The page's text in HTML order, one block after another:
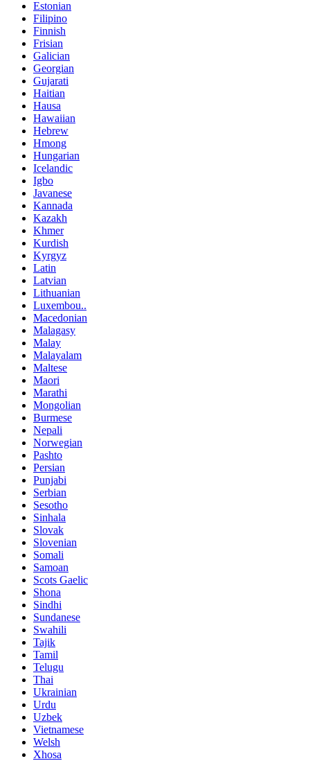
Estonian
Filipino
Finnish
Frisian
Galician
Georgian
Gujarati
Haitian
Hausa
Hawaiian
Hebrew
Hmong
Hungarian
Icelandic
Igbo
Javanese
Kannada
Kazakh
Khmer
Kurdish
Kyrgyz
Latin
Latvian
Lithuanian
Luxembou..
Macedonian
Malagasy
Malay
Malayalam
Maltese
Maori
Marathi
Mongolian
Burmese
Nepali
Norwegian
Pashto
Persian
Punjabi
Serbian
Sesotho
Sinhala
Slovak
Slovenian
Somali
Samoan
Scots Gaelic
Shona
Sindhi
Sundanese
Swahili
Tajik
Tamil
Telugu
Thai
Ukrainian
Urdu
Uzbek
Vietnamese
Welsh
Xhosa